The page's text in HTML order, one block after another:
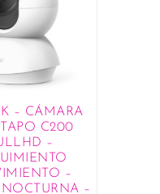
– CÁMARA
C200
–
–
–